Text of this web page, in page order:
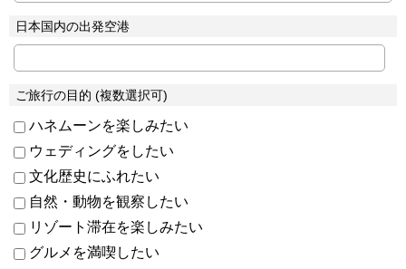
日本国内の出発空港
ご旅行の目的 (複数選択可)
ハネムーンを楽しみたい
ウェディングをしたい
文化歴史にふれたい
自然・動物を観察したい
リゾート滞在を楽しみたい
グルメを満喫したい